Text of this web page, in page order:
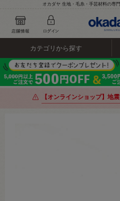
オカダヤ 生地・毛糸・手芸材料の専
カテゴリから探す
【オンラインショップ】地